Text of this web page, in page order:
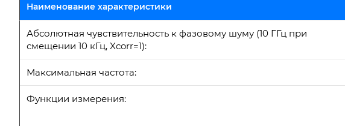
Наименование характеристики
Абсолютная чувствительность к фазовому шуму (10 ГГц при
смещении 10 кГц, Xcorr=1):
Максимальная частота:
Функции измерения: